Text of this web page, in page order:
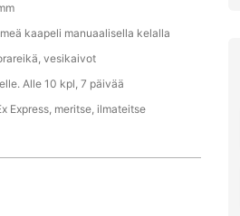
kaapeli manuaalisella kelalla
vesikaivot
Alle 10 kpl, 7 päivää
Express, meritse, ilmateitse